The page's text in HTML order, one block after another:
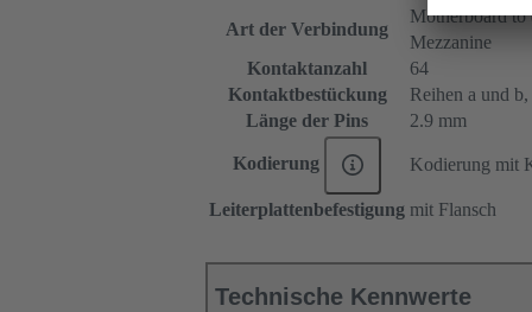
Art der Verbindung
Motherboard to
Mezzanine
Kontaktanzahl
64
Kontaktbestückung
Reihen a und
Länge der Pins
2.9 mm
Kodierung Kodierung mit
Leiterplattenbefestigung mit Flansch
Technische Kennwerte